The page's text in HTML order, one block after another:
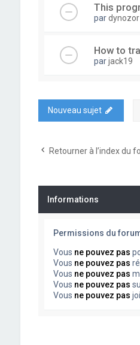
This
pardynozor
How to
parjack19
Nouveau sujet
Retourner à l’index du
Informations
Permissions du
Vous ne pouvez pas
Vous ne pouvez pas
Vous ne pouvez pas
Vous ne pouvez pas
Vous ne pouvez pas